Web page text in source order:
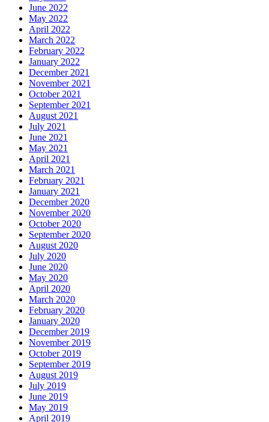
June 2022
May 2022
April 2022
March 2022
February 2022
January 2022
December 2021
November 2021
October 2021
September 2021
August 2021
July 2021
June 2021
May 2021
April 2021
March 2021
February 2021
January 2021
December 2020
November 2020
October 2020
September 2020
August 2020
July 2020
June 2020
May 2020
April 2020
March 2020
February 2020
January 2020
December 2019
November 2019
October 2019
September 2019
August 2019
July 2019
June 2019
May 2019
April 2019